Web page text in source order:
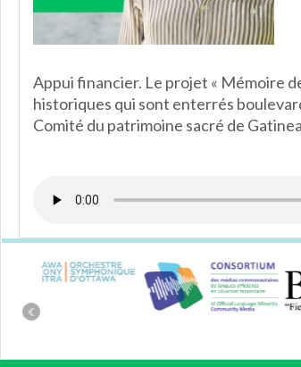
Appui financier. Le projet « Mémoire
historiques qui sont enterrés
Comité du patrimoine sacré de